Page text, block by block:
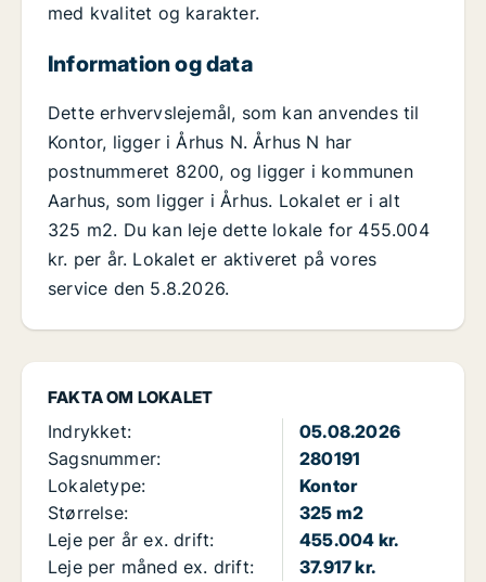
FAKTA OM LOKALET
Indrykket:
05.08.2026
Sagsnummer:
280191
Lokaletype:
Kontor
Størrelse:
325 m2
Leje per år ex. drift:
455.004 kr.
Leje per måned ex. drift:
37.917 kr.
med kvalitet og karakter.
Information og data
Dette erhvervslejemål, som kan anvendes til
Kontor, ligger i Århus N. Århus N har
postnummeret 8200, og ligger i kommunen
Aarhus, som ligger i Århus. Lokalet er i alt
325 m2. Du kan leje dette lokale for 455.004
kr. per år. Lokalet er aktiveret på vores
service den 5.8.2026.